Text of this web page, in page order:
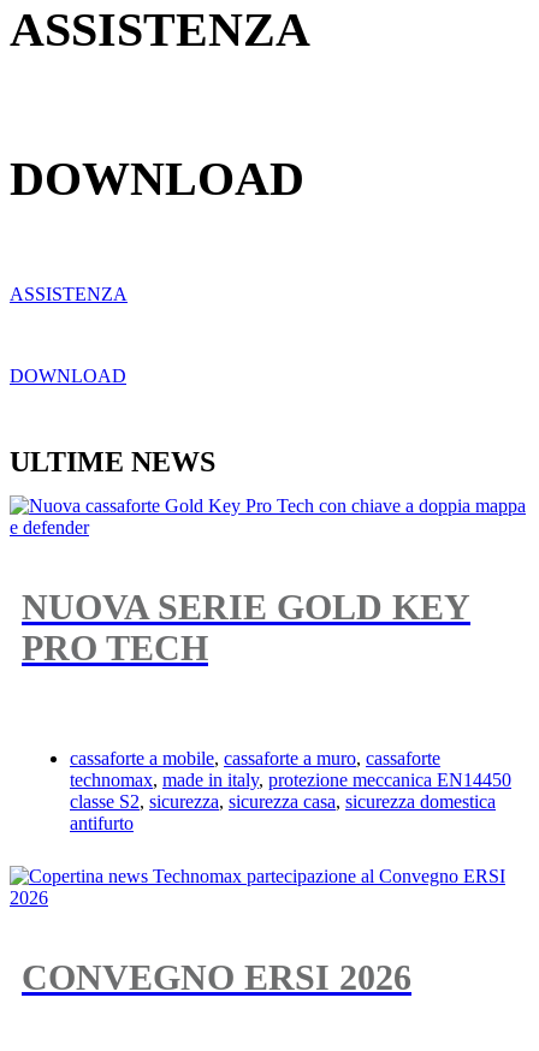
ASSISTENZA
DOWNLOAD
ASSISTENZA
DOWNLOAD
ULTIME NEWS
NUOVA SERIE GOLD KEY
PRO TECH
cassaforte a mobile, cassaforte a muro, cassaforte
technomax, made in italy, protezione meccanica EN14450
classe S2, sicurezza, sicurezza casa, sicurezza domestica
antifurto
CONVEGNO ERSI 2026